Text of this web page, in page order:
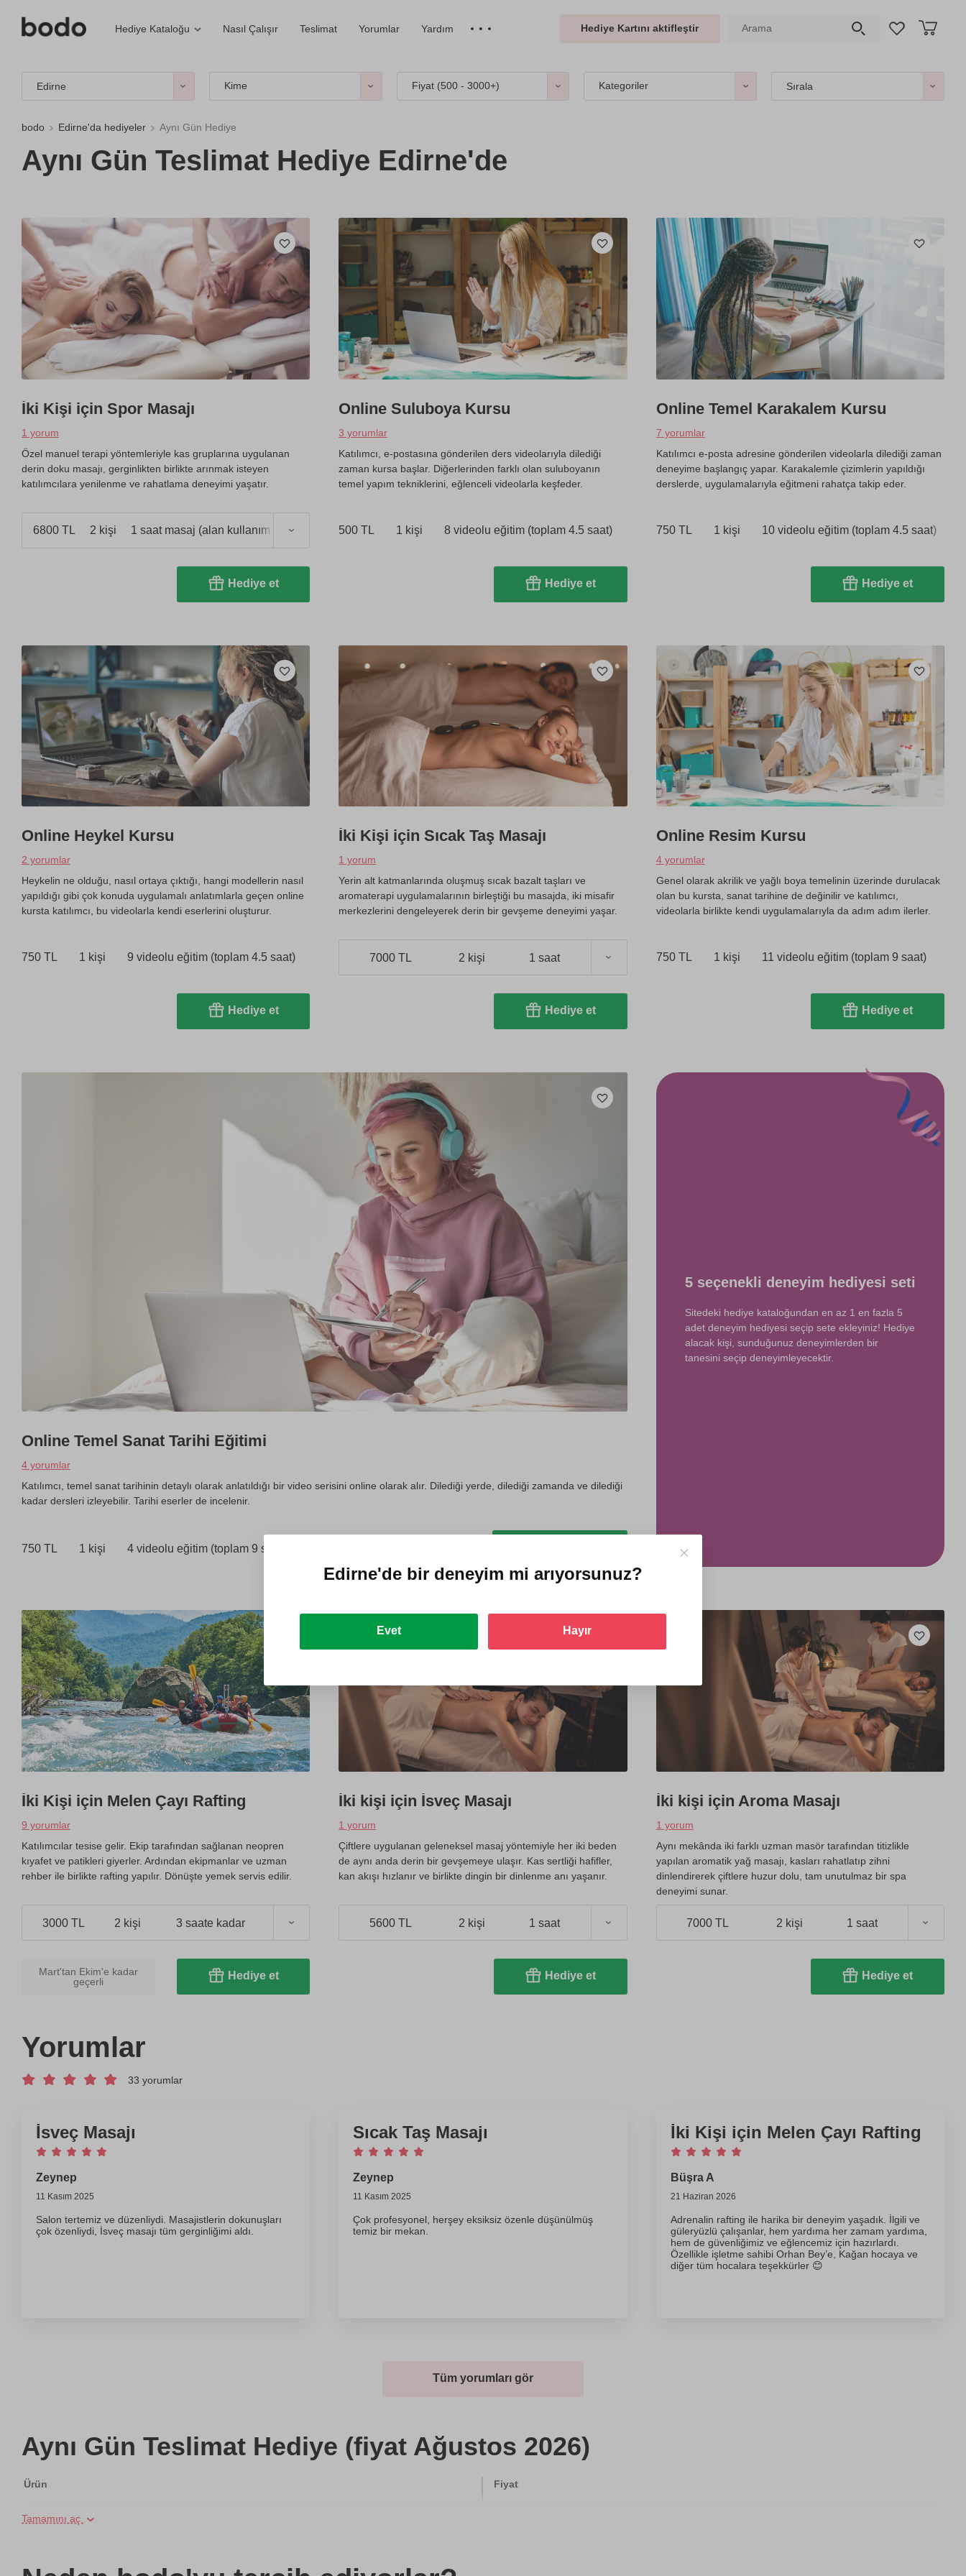
Hediye Kataloğu Nasıl Çalışır Teslimat Yorumlar Yardım Hediye Kartını aktifleştir
Edirne Kime Fiyat (500 - 3000+) Kategoriler Sırala
bodo Edirne'da hediyeler Aynı Gün Hediye
Aynı Gün Teslimat Hediye Edirne'de
İki Kişi için Spor Masajı
1 yorum
Özel manuel terapi yöntemleriyle kas gruplarına uygulanan
derin doku masajı, gerginlikten birlikte arınmak isteyen
katılımcılara yenilenme ve rahatlama deneyimi yaşatır.
6800 TL 2 kişi 1 saat masaj (alan kullanımı 2,5 saat)
Hediye et
Online Suluboya Kursu
3 yorumlar
Katılımcı, e-postasına gönderilen ders videolarıyla dilediği
zaman kursa başlar. Diğerlerinden farklı olan suluboyanın
temel yapım tekniklerini, eğlenceli videolarla keşfeder.
500 TL 1 kişi 8 videolu eğitim (toplam 4.5 saat)
Hediye et
Online Temel Karakalem Kursu
7 yorumlar
Katılımcı e-posta adresine gönderilen videolarla dilediği zaman
deneyime başlangıç yapar. Karakalemle çizimlerin yapıldığı
derslerde, uygulamalarıyla eğitmeni rahatça takip eder.
750 TL 1 kişi 10 videolu eğitim (toplam 4.5 saat)
Hediye et
Online Heykel Kursu
2 yorumlar
Heykelin ne olduğu, nasıl ortaya çıktığı, hangi modellerin nasıl
yapıldığı gibi çok konuda uygulamalı anlatımlarla geçen online
kursta katılımcı, bu videolarla kendi eserlerini oluşturur.
750 TL 1 kişi 9 videolu eğitim (toplam 4.5 saat)
Hediye et
İki Kişi için Sıcak Taş Masajı
1 yorum
Yerin alt katmanlarında oluşmuş sıcak bazalt taşları ve
aromaterapi uygulamalarının birleştiği bu masajda, iki misafir
merkezlerini dengeleyerek derin bir gevşeme deneyimi yaşar.
7000 TL 2 kişi 1 saat
Hediye et
Online Resim Kursu
4 yorumlar
Genel olarak akrilik ve yağlı boya temelinin üzerinde durulacak
olan bu kursta, sanat tarihine de değinilir ve katılımcı,
videolarla birlikte kendi uygulamalarıyla da adım adım ilerler.
750 TL 1 kişi 11 videolu eğitim (toplam 9 saat)
Hediye et
Online Temel Sanat Tarihi Eğitimi
4 yorumlar
Katılımcı, temel sanat tarihinin detaylı olarak anlatıldığı bir video serisini online olarak alır. Dilediği yerde, dilediği zamanda ve dilediği
kadar dersleri izleyebilir. Tarihi eserler de incelenir.
750 TL 1 kişi 4 videolu eğitim (toplam 9 saat)
5 seçenekli deneyim hediyesi seti
Sitedeki hediye kataloğundan en az 1 en fazla 5
adet deneyim hediyesi seçip sete ekleyiniz! Hediye
alacak kişi, sunduğunuz deneyimlerden bir
tanesini seçip deneyimleyecektir.
İki Kişi için Melen Çayı Rafting
9 yorumlar
Katılımcılar tesise gelir. Ekip tarafından sağlanan neopren
kıyafet ve patikleri giyerler. Ardından ekipmanlar ve uzman
rehber ile birlikte rafting yapılır. Dönüşte yemek servis edilir.
3000 TL 2 kişi 3 saate kadar
Mart'tan Ekim'e kadar
geçerli
Hediye et
İki kişi için İsveç Masajı
1 yorum
Çiftlere uygulanan geleneksel masaj yöntemiyle her iki beden
de aynı anda derin bir gevşemeye ulaşır. Kas sertliği hafifler,
kan akışı hızlanır ve birlikte dingin bir dinlenme anı yaşanır.
5600 TL 2 kişi 1 saat
Hediye et
İki kişi için Aroma Masajı
1 yorum
Aynı mekânda iki farklı uzman masör tarafından titizlikle
yapılan aromatik yağ masajı, kasları rahatlatıp zihni
dinlendirerek çiftlere huzur dolu, tam unutulmaz bir spa
deneyimi sunar.
7000 TL 2 kişi 1 saat
Hediye et
Yorumlar
33 yorumlar
İsveç Masajı
Zeynep
11 Kasım 2025
Salon tertemiz ve düzenliydi. Masajistlerin dokunuşları
çok özenliydi, İsveç masajı tüm gerginliğimi aldı.
Sıcak Taş Masajı
Zeynep
11 Kasım 2025
Çok profesyonel, herşey eksiksiz özenle düşünülmüş
temiz bir mekan.
İki Kişi için Melen Çayı Rafting
Büşra A
21 Haziran 2026
Adrenalin rafting ile harika bir deneyim yaşadık. İlgili ve
güleryüzlü çalışanlar, hem yardıma her zamam yardıma,
hem de güvenliğimiz ve eğlencemiz için hazırlardı.
Özellikle işletme sahibi Orhan Bey’e, Kağan hocaya ve
diğer tüm hocalara teşekkürler 😊
Tüm yorumları gör
Aynı Gün Teslimat Hediye (fiyat Ağustos 2026)
Ürün Fiyat
İki Kişi için Spor Masajı
Tamamını aç
Edirne'de bir deneyim mi arıyorsunuz?
Evet Hayır